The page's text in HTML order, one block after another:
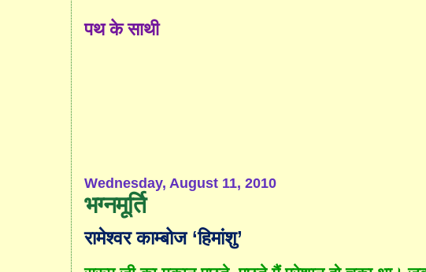
पथ के साथी
Wednesday, August 11, 2010
भग्नमूर्ति
रामेश्वर काम्बोज ‘हिमांशु’